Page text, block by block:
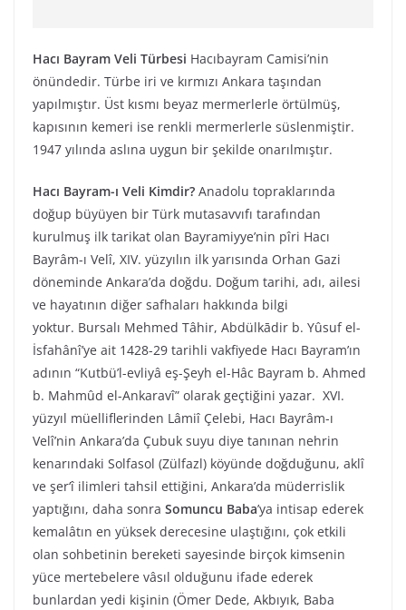
Hacı Bayram Veli Türbesi Hacıbayram Camisi’nin
önündedir. Türbe iri ve kırmızı Ankara taşından
yapılmıştır. Üst kısmı beyaz mermerlerle örtülmüş,
kapısının kemeri ise renkli mermerlerle süslenmiştir.
1947 yılında aslına uygun bir şekilde onarılmıştır.
Hacı Bayram-ı Veli Kimdir? Anadolu topraklarında
doğup büyüyen bir Türk mutasavvıfı tarafından
kurulmuş ilk tarikat olan Bayramiyye’nin pîri Hacı
Bayrâm-ı Velî, XIV. yüzyılın ilk yarısında Orhan Gazi
döneminde Ankara’da doğdu. Doğum tarihi, adı, ailesi
ve hayatının diğer safhaları hakkında bilgi
yoktur. Bursalı Mehmed Tâhir, Abdülkādir b. Yûsuf el-
İsfahânî’ye ait 1428-29 tarihli vakfiyede Hacı Bayram’ın
adının “Kutbü’l-evliyâ eş-Şeyh el-Hâc Bayram b. Ahmed
b. Mahmûd el-Ankaravî” olarak geçtiğini yazar. XVI.
yüzyıl müelliflerinden Lâmiî Çelebi, Hacı Bayrâm-ı
Velî’nin Ankara’da Çubuk suyu diye tanınan nehrin
kenarındaki Solfasol (Zülfazl) köyünde doğduğunu, aklî
ve şer‘î ilimleri tahsil ettiğini, Ankara’da müderrislik
yaptığını, daha sonra Somuncu Baba’ya intisap ederek
kemalâtın en yüksek derecesine ulaştığını, çok etkili
olan sohbetinin bereketi sayesinde birçok kimsenin
yüce mertebelere vâsıl olduğunu ifade ederek
bunlardan yedi kişinin (Ömer Dede, Akbıyık, Baba